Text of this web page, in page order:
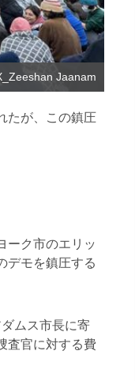
Jaanam
たが、この鎮圧
ーク市のエリッ
デモを鎮圧する
ムス市長に寄
査官に対する費